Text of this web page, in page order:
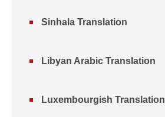
Sinhala Translation
Libyan Arabic Translation
Luxembourgish Translation